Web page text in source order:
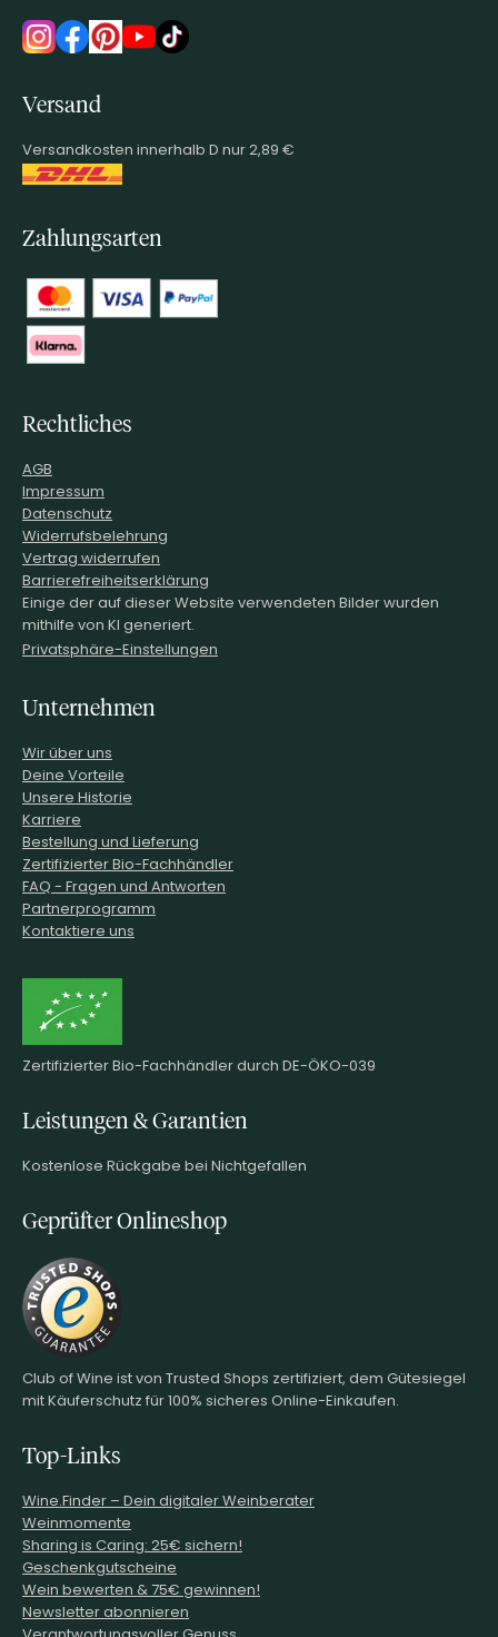
Versand
Versandkosten innerhalb D nur 2,89 €
Zahlungsarten
Rechtliches
AGB
Impressum
Datenschutz
Widerrufsbelehrung
Vertrag widerrufen
Barrierefreiheitserklärung
Einige der auf dieser Website verwendeten Bilder wurden
mithilfe von KI generiert.
Privatsphäre-Einstellungen
Unternehmen
Wir über uns
Deine Vorteile
Unsere Historie
Karriere
Bestellung und Lieferung
Zertifizierter Bio-Fachhändler
FAQ - Fragen und Antworten
Partnerprogramm
Kontaktiere uns
Zertifizierter Bio-Fachhändler durch DE-ÖKO-039
Leistungen & Garantien
Kostenlose Rückgabe bei Nichtgefallen
Geprüfter Onlineshop
Club of Wine ist von Trusted Shops zertifiziert, dem Gütesiegel
mit Käuferschutz für 100% sicheres Online-Einkaufen.
Top-Links
Wine.Finder – Dein digitaler Weinberater
Weinmomente
Sharing is Caring: 25€ sichern!
Geschenkgutscheine
Wein bewerten & 75€ gewinnen!
Newsletter abonnieren